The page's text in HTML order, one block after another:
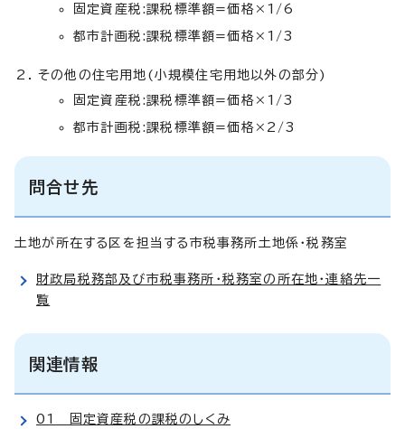
固定資産税:課税標準額=価格×1/6
都市計画税:課税標準額=価格×1/3
その他の住宅用地(小規模住宅用地以外の部分)
固定資産税:課税標準額=価格×1/3
都市計画税:課税標準額=価格×2/3
問合せ先
土地が所在する区を担当する市税事務所土地係・税務室
財政局税務部及び市税事務所・税務室の所在地・連絡先一
覧
関連情報
01 固定資産税の課税のしくみ